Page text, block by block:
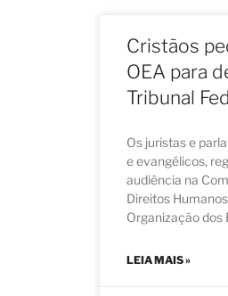
Cristãos
OEA para
Tribunal
Os juristas e
e evangélicos,
audiência na
Direitos
Organização dos
LEIA MAIS »